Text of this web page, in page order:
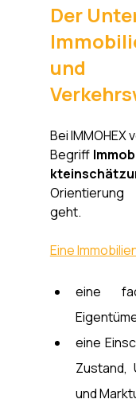
Der
und
Bei
Begriff
geht.
Eine
eine
eine
Zustand,
und